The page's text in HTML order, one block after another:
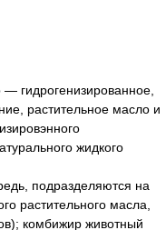
гидрогенизированное,
растительное масло и
жидкого
подразделяются на
растительного масла,
комбижир животный